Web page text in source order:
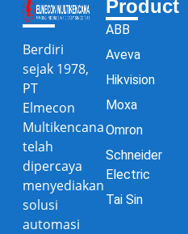
Berdiri
sejak 1978,
PT
Elmecon
Multikencana
telah
dipercaya
menyediakan
solusi
automasi
Product
ABB
Aveva
Hikvision
Moxa
Omron
Schneider
Electric
Tai Sin